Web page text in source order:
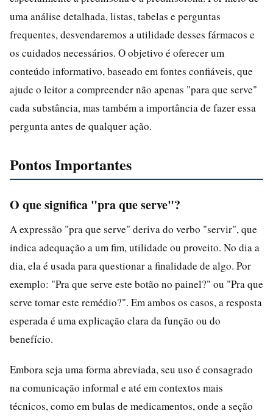
uma análise detalhada, listas, tabelas e perguntas
frequentes, desvendaremos a utilidade desses fármacos e
os cuidados necessários. O objetivo é oferecer um
conteúdo informativo, baseado em fontes confiáveis, que
ajude o leitor a compreender não apenas "para que serve"
cada substância, mas também a importância de fazer essa
pergunta antes de qualquer ação.
Pontos Importantes
O que significa "pra que serve"?
A expressão "pra que serve" deriva do verbo "servir", que
indica adequação a um fim, utilidade ou proveito. No dia a
dia, ela é usada para questionar a finalidade de algo. Por
exemplo: "Pra que serve este botão no painel?" ou "Pra que
serve tomar este remédio?". Em ambos os casos, a resposta
esperada é uma explicação clara da função ou do
benefício.
Embora seja uma forma abreviada, seu uso é consagrado
na comunicação informal e até em contextos mais
técnicos, como em bulas de medicamentos, onde a seção